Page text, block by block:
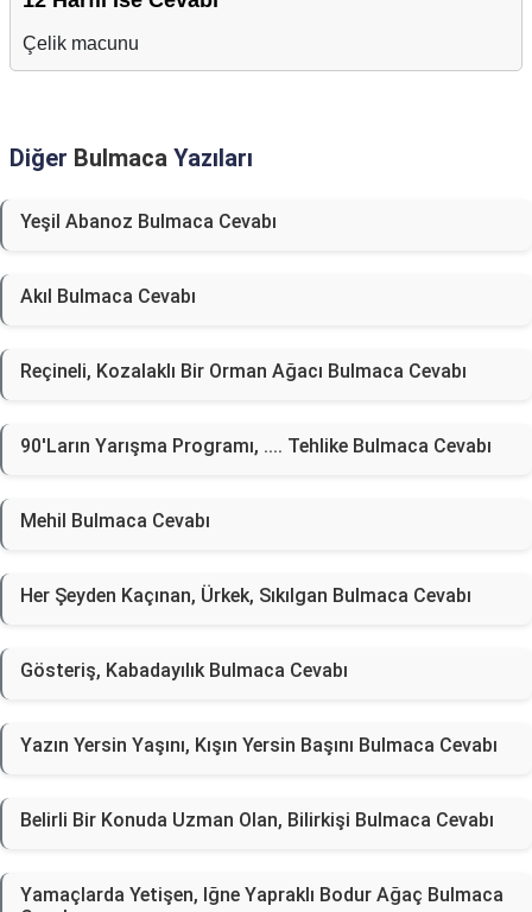
Çelik macunu
Diğer Bulmaca Yazıları
Yeşil Abanoz Bulmaca Cevabı
Akıl Bulmaca Cevabı
Reçineli, Kozalaklı Bir Orman Ağacı Bulmaca Cevabı
90'Ların Yarışma Programı, .... Tehlike Bulmaca Cevabı
Mehil Bulmaca Cevabı
Her Şeyden Kaçınan, Ürkek, Sıkılgan Bulmaca Cevabı
Gösteriş, Kabadayılık Bulmaca Cevabı
Yazın Yersin Yaşını, Kışın Yersin Başını Bulmaca Cevabı
Belirli Bir Konuda Uzman Olan, Bilirkişi Bulmaca Cevabı
Yamaçlarda Yetişen, Iğne Yapraklı Bodur Ağaç Bulmaca